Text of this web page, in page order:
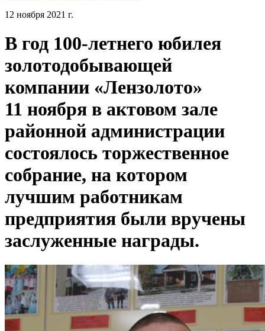
12 ноября 2021 г.
В год 100-летнего юбилея
золотодобывающей
компании «Лензолото»
11 ноября в актовом зале
районной администрации
состоялось торжественное
собрание, на котором
лучшим работникам
предприятия были вручены
заслуженные награды.